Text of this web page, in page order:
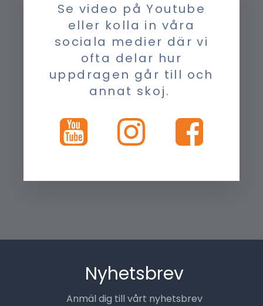
Se video på Youtube
eller kolla in våra
sociala medier där vi
ofta delar hur
uppdragen går till och
annat skoj.
Nyhetsbrev
Anmäl dig till vårt nyhetsbrev